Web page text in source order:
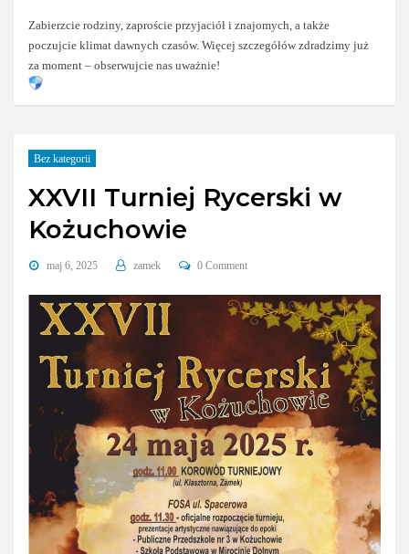
Zabierzcie rodziny, zaproście przyjaciół i znajomych, a także
poczujcie klimat dawnych czasów. Więcej szczegółów zdradzimy już
za moment – obserwujcie nas uważnie!
Bez kategorii
XXVII Turniej Rycerski w
Kożuchowie
maj 6, 2025 zamek 0 Comment